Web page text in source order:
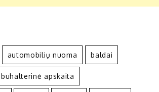
automobilių nuoma baldai
buhalterinė apskaita